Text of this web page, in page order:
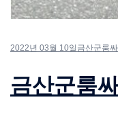
2022년 03월 10일 금산군룸
금산군룸